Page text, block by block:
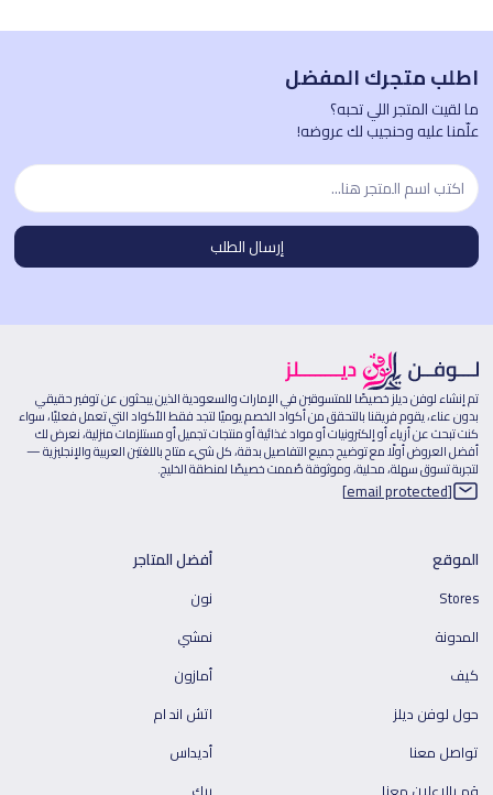
اطلب متجرك المفضل
ما لقيت المتجر اللي تحبه؟
علّمنا عليه وحنجيب لك عروضه!
تم إنشاء لوفن ديلز خصيصًا للمتسوقين في الإمارات والسعودية الذين يبحثون عن توفير حقيقي
بدون عناء، يقوم فريقنا بالتحقق من أكواد الخصم يوميًا لتجد فقط الأكواد التي تعمل فعليًا، سواء
كنت تبحث عن أزياء أو إلكترونيات أو مواد غذائية أو منتجات تجميل أو مستلزمات منزلية، نعرض لك
أفضل العروض أولًا مع توضيح جميع التفاصيل بدقة، كل شيء متاح باللغتين العربية والإنجليزية —
لتجربة تسوق سهلة، محلية، وموثوقة صُممت خصيصًا لمنطقة الخليج.
[email protected]
الموقع
Stores
المدونة
كيف
حول لوفن ديلز
تواصل معنا
أفضل المتاجر
نون
نمشي
أمازون
اتش اند ام
أديداس